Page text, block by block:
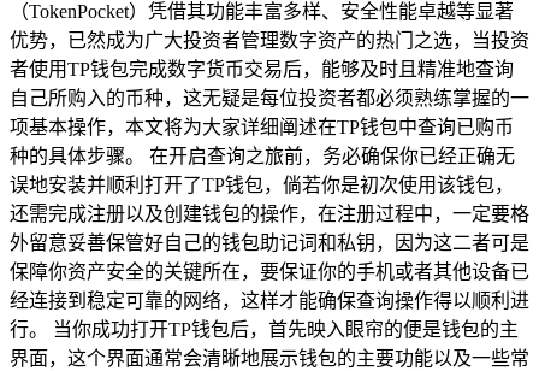
（TokenPocket）凭借其功能丰富多样、安全性能卓越等显著
优势，已然成为广大投资者管理数字资产的热门之选，当投资
者使用TP钱包完成数字货币交易后，能够及时且精准地查询
自己所购入的币种，这无疑是每位投资者都必须熟练掌握的一
项基本操作，本文将为大家详细阐述在TP钱包中查询已购币
种的具体步骤。 在开启查询之旅前，务必确保你已经正确无
误地安装并顺利打开了TP钱包，倘若你是初次使用该钱包，
还需完成注册以及创建钱包的操作，在注册过程中，一定要格
外留意妥善保管好自己的钱包助记词和私钥，因为这二者可是
保障你资产安全的关键所在，要保证你的手机或者其他设备已
经连接到稳定可靠的网络，这样才能确保查询操作得以顺利进
行。 当你成功打开TP钱包后，首先映入眼帘的便是钱包的主
界面，这个界面通常会清晰地展示钱包的主要功能以及一些常